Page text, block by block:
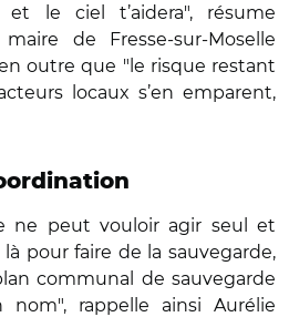
et le ciel t’aidera", résume
de Fresse-sur-Moselle
outre que "le risque restant
locaux s’en emparent,
ne peut vouloir agir seul et
pour faire de la sauvegarde,
communal de sauvegarde
rappelle ainsi Aurélie